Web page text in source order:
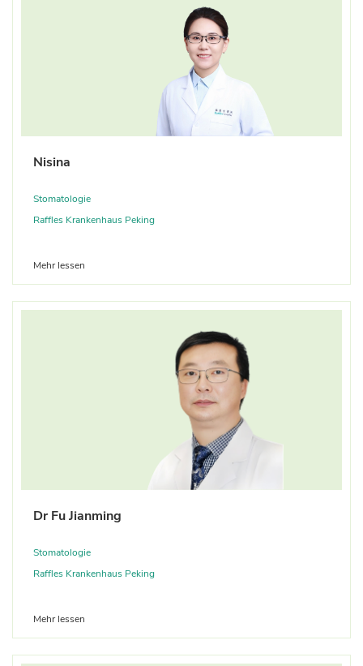
Nisina
Stomatologie
Raffles Krankenhaus Peking
Mehr lessen
Dr Fu Jianming
Stomatologie
Raffles Krankenhaus Peking
Mehr lessen